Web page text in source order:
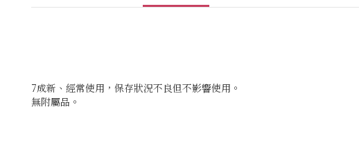
7成新、經常使用，保存狀況不良但不影響使用。
無附屬品。